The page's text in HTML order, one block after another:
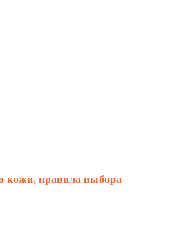
кожи, правила выбора